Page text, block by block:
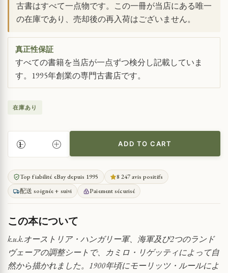
古書はすべて一点物です。この一冊が当店にある唯一
の在庫であり、売却後の再入荷はございません。
真正性保証
すべての書籍を当店が一点ずつ検分し記載していま
す。1995年創業の専門古書店です。
在庫あり
ス
ト
リ
ア・
ン
ガ
ー
軍
ADD TO CART
Top fiabilité eBay depuis 1995
8 247 avis positifs
配送 soignée + suivi
Paiement sécurisé
この本について
k.u.k.オーストリア・ハンガリー軍、海軍及び2つのランド
ヴェーアの調整シートで、カミロ・リゲッティによって自
然から描かれました。1900年頃にモーリッツ・ルールによ